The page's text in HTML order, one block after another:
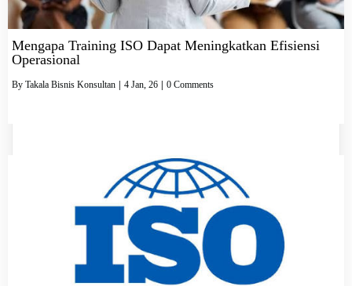
Mengapa Training ISO Dapat Meningkatkan Efisiensi
Operasional
By Takala Bisnis Konsultan 4 Jan, 26 0 Comments